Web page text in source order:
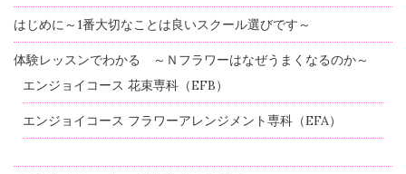
はじめに～1番大切なことは良いスクール選びです～
体験レッスンでわかる ～Ｎフラワーはなぜうまくなるのか～
エンジョイコース 花束専科（EFB）
エンジョイコース フラワーアレンジメント専科（EFA）